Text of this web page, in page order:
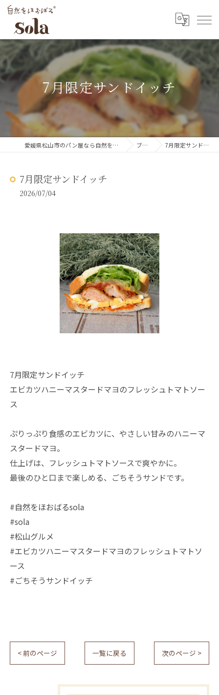
7月限定サンドイッチ
愛媛県松山市のパン屋なら自然をほおばるsola ブログ 7月限定サンドイッチ
7月限定サンドイッチ
2026/07/04
7月限定サンドイッチ
エビカツハニーマスタードマヨのフレッシュトマトソー
ス
ぷりっぷり食感のエビカツに、やさしい甘みのハニーマ
スタードマヨ。
仕上げは、フレッシュトマトソースで爽やかに。
最後のひと口まで楽しめる、ごちそうサンドです。
#自然をほおばるsola
#sola
#松山グルメ
#エビカツハニーマスタードマヨのフレッシュトマトソ
ース
#ごちそうサンドイッチ
< 前のページ 一覧に戻る 次のページ >